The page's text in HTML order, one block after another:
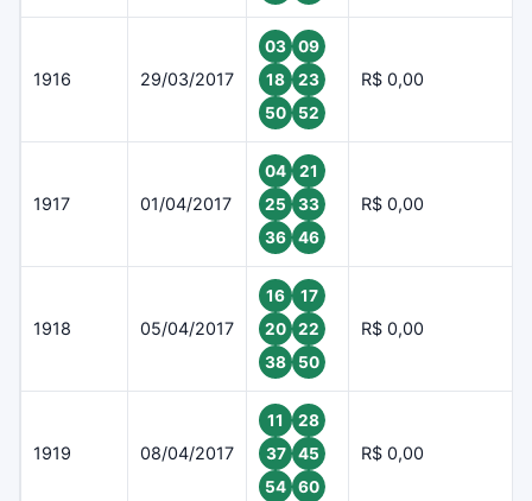
1916 29/03/2017
03
09
18
23
50
52
R$ 0,00
1917 01/04/2017
04
21
25
33
36
46
R$ 0,00
1918 05/04/2017
16
17
20
22
38
50
R$ 0,00
1919 08/04/2017
11
28
37
45
54
60
R$ 0,00